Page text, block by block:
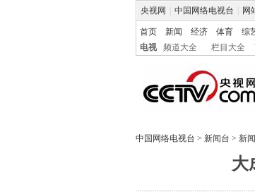
央视网 中国网络电视台 网
首页 新闻 经济 体育 综
电视
频道大全 栏目大全
中国网络电视台 > 新闻台 > 新
大